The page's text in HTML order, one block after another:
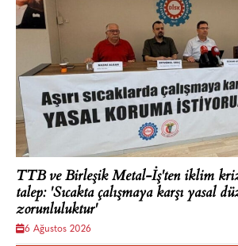
TTB ve Birleşik Metal-İş'ten iklim
talep: 'Sıcakta çalışmaya karşı yasal
zorunluluktur'
6 Ağustos 2026